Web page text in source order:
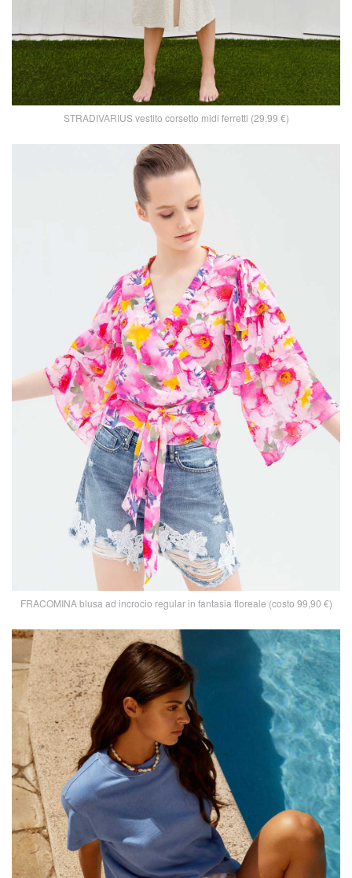
STRADIVARIUS vestito corsetto midi ferretti (29,99 €)
FRACOMINA blusa ad incrocio regular in fantasia floreale (costo 99,90 €)